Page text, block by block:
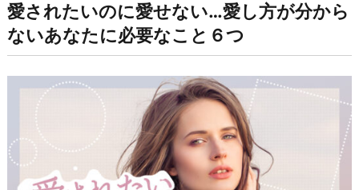
愛されたいのに愛せない…愛し方が分から
ないあなたに必要なこと６つ